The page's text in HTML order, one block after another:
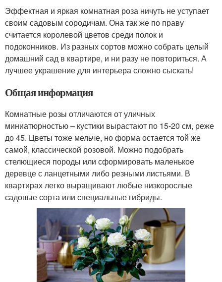
Эффектная и яркая комнатная роза ничуть не уступает
своим садовым сородичам. Она так же по праву
считается королевой цветов среди полок и
подоконников. Из разных сортов можно собрать целый
домашний сад в квартире, и ни разу не повториться. А
лучшее украшение для интерьера сложно сыскать!
Общая информация
Комнатные розы отличаются от уличных
миниатюрностью – кустики вырастают по 15-20 см, реже
до 45. Цветы тоже мельче, но форма остается той же
самой, классической розовой. Можно подобрать
стелющиеся породы или сформировать маленькое
деревце с ланцетными либо резными листьями. В
квартирах легко выращивают любые низкорослые
садовые сорта или специальные гибриды.